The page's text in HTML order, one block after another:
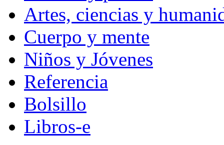
Artes, ciencias y
Cuerpo y mente
Niños y Jóvenes
Referencia
Bolsillo
Libros-e